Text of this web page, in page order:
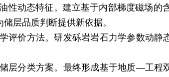
性动态特征。 建立基于内部梯度磁场的
层品质判断提供新依据。
评价方法。研发砾岩岩石力学参数动
层分类方案。 最终形成基于地质—工程